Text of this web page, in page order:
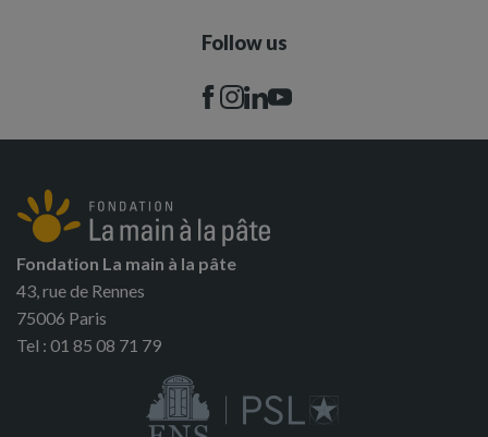
Follow us
Fondation La main à la pâte
43, rue de Rennes
75006 Paris
Tel : 01 85 08 71 79